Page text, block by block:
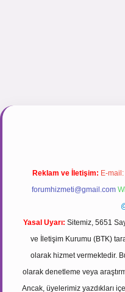
Reklam ve İletişim: E-mail:
forumhizmeti@gmail.com
Yasal Uyarı: Sitemiz, 5651
ve İletişim Kurumu (BTK)
olarak hizmet vermektedir.
olarak denetleme veya
Ancak, üyelerimiz yazdıkları